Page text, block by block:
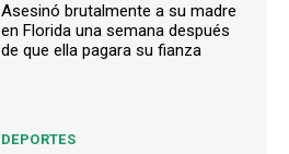
Asesinó brutalmente a su madre
en Florida una semana después
de que ella pagara su fianza
DEPORTES